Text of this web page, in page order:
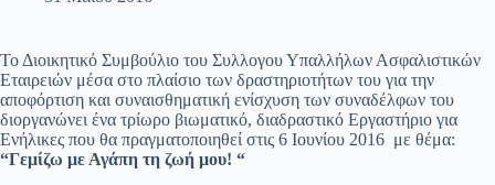
Το Διοικητικό Συμβούλιο του Συλλογου Υπαλλήλων Ασφαλιστικών
Εταιρειών μέσα στο πλαίσιο των δραστηριοτήτων του για την
αποφόρτιση και συναισθηματική ενίσχυση των συναδέλφων του
διοργανώνει ένα τρίωρο βιωματικό, διαδραστικό Εργαστήριο για
Ενήλικες που θα πραγματοποιηθεί στις 6 Ιουνίου 2016 με θέμα:
“Γεμίζω με Αγάπη τη ζωή μου! “